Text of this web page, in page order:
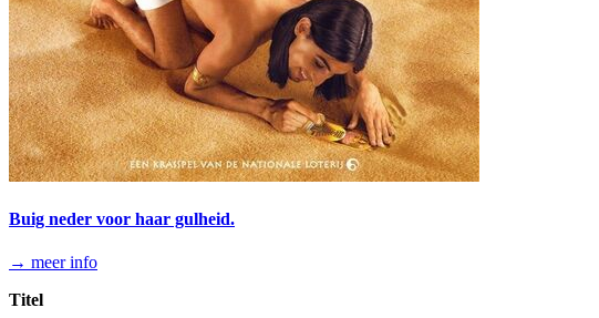
Buig neder voor haar gulheid.
→ meer info
Titel